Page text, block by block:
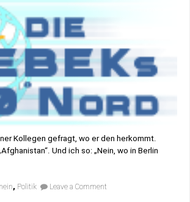
Kollegen gefragt, wo er den herkommt.
Und ich so: „Nein, wo in Berlin
, Politik Leave a Comment